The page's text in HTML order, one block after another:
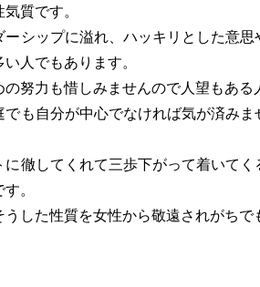
質です。
ーシップに溢れ、ハッキリとした意
人でもあります。
努力も惜しみませんので人望もある
も自分が中心でなければ気が済み
に徹してくれて三歩下がって着いて
。
した性質を女性から敬遠されがちで